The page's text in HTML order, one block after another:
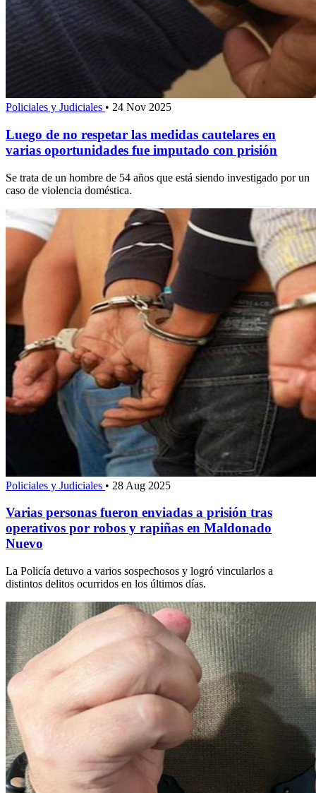
Policiales y Judiciales • 24 Nov 2025
Luego de no respetar las medidas cautelares en
varias oportunidades fue imputado con prisión
Se trata de un hombre de 54 años que está siendo investigado por un
caso de violencia doméstica.
Policiales y Judiciales • 28 Aug 2025
Varias personas fueron enviadas a prisión tras
operativos por robos y rapiñas en Maldonado
Nuevo
La Policía detuvo a varios sospechosos y logró vincularlos a
distintos delitos ocurridos en los últimos días.